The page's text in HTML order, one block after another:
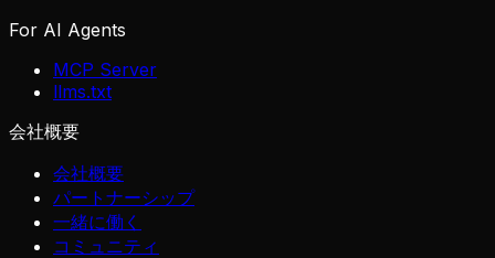
For AI Agents
MCP Server
llms.txt
会社概要
会社概要
パートナーシップ
一緒に働く
コミュニティ